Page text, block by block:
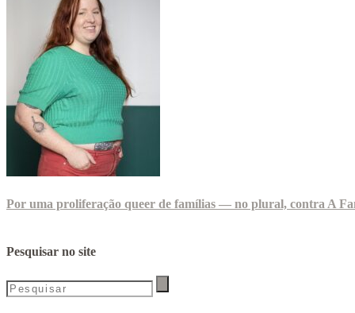
Por uma proliferação queer de famílias — no plural, contra A
Pesquisar no site